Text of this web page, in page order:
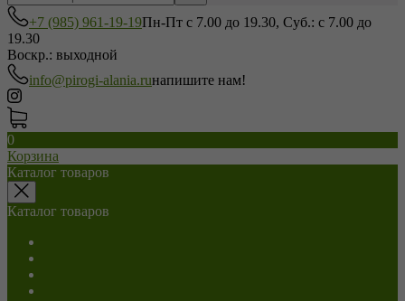
+7 (985) 961-19-19Пн-Пт с 7.00 до 19.30, Суб.: с 7.00 до
19.30
Воскр.: выходной
info@pirogi-alania.ruнапишите нам!
0
Корзина
Каталог товаров
Каталог товаров